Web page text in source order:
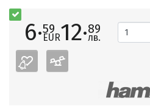
6·59
EUR12·89
лв.